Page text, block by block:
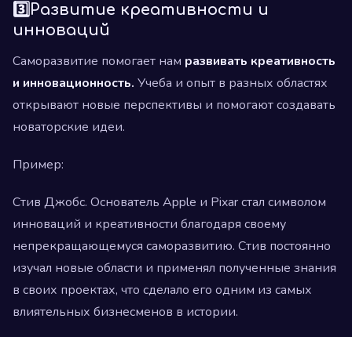
3️⃣Развитие креативности и
инноваций
Саморазвитие помогает нам развивать креативность
и инновационность. Учеба и опыт в разных областях
открывают новые перспективы и помогают создавать
новаторские идеи.
Пример:
Стив Джобс. Основатель Apple и Pixar стал символом
инноваций и креативности благодаря своему
непрекращающемуся саморазвитию. Стив постоянно
изучал новые области и применял полученные знания
в своих проектах, что сделало его одним из самых
влиятельных бизнесменов в истории.